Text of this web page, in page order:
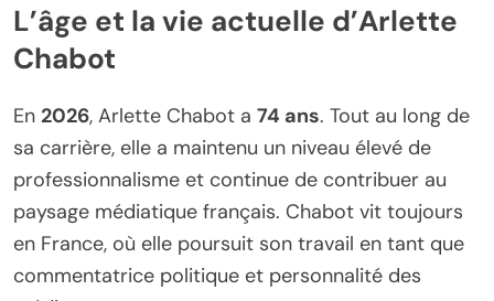
L’âge et la vie actuelle d’Arlette
Chabot
En 2026, Arlette Chabot a 74 ans. Tout au long de
sa carrière, elle a maintenu un niveau élevé de
professionnalisme et continue de contribuer au
paysage médiatique français. Chabot vit toujours
en France, où elle poursuit son travail en tant que
commentatrice politique et personnalité des